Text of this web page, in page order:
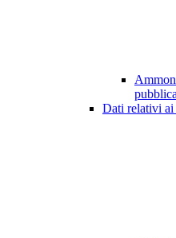
Dati relativi ai